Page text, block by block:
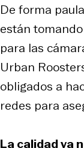
De forma
están
para las
Urban
obligados a
redes para
La calidad ya